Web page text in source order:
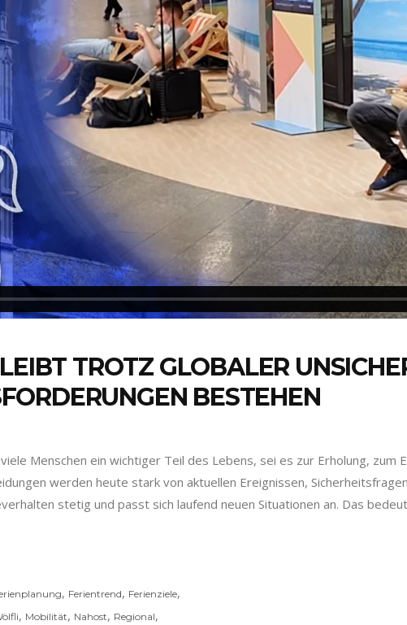
TROTZ GLOBALER
BESTEHEN
Menschen ein wichtiger Teil des Lebens, sei es zur Erholung, zum
werden heute stark von aktuellen Ereignissen,
stetig und passt sich laufend neuen Situationen an. Das
, Ferientrend, Ferienziele,
, Mobilität, Nahost, Regional,